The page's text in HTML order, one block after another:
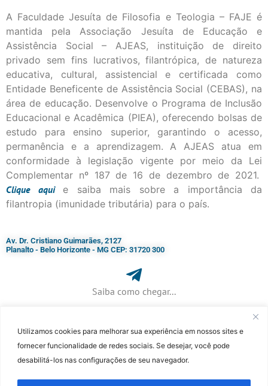
Utilizamos cookies para melhorar sua experiência em nossos sites e
fornecer funcionalidade de redes sociais. Se desejar, você pode
desabilitá-los nas configurações de seu navegador.
A Faculdade Jesuíta de Filosofia e Teologia – FAJE é
mantida pela Associação Jesuíta de Educação e
Assistência Social – AJEAS, instituição de direito
privado sem fins lucrativos, filantrópica, de natureza
educativa, cultural, assistencial e certificada como
Entidade Beneficente de Assistência Social (CEBAS), na
área de educação. Desenvolve o Programa de Inclusão
Educacional e Acadêmica (PIEA), oferecendo bolsas de
estudo para ensino superior, garantindo o acesso,
permanência e a aprendizagem. A AJEAS atua em
conformidade à legislação vigente por meio da Lei
Complementar nº 187 de 16 de dezembro de 2021.
Cliqueaqui
e saiba mais sobre a importância da
filantropia (imunidade tributária) para o país.
Av. Dr. Cristiano Guimarães, 2127
Planalto - Belo Horizonte - MG CEP: 31720 300
Saiba como chegar...
+ 55 (31) 3115-7000​
Patrick de Souza